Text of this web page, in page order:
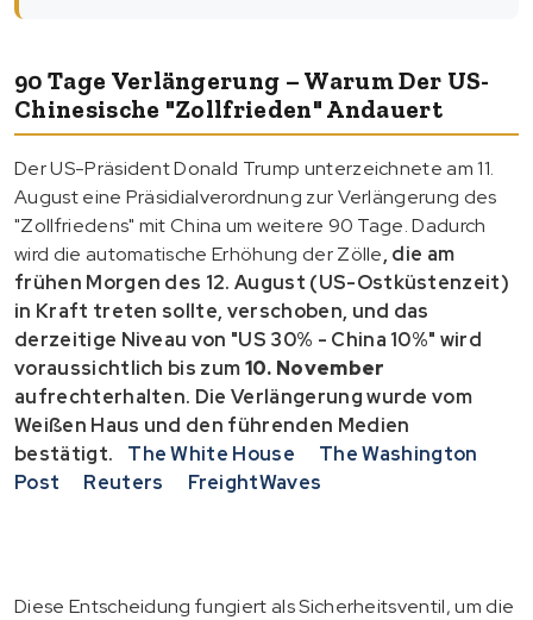
90 Tage Verlängerung – Warum Der US-
Chinesische "Zollfrieden" Andauert
Der US-Präsident Donald Trump unterzeichnete am 11.
August eine Präsidialverordnung zur Verlängerung des
"Zollfriedens" mit China um weitere 90 Tage. Dadurch
wird die automatische Erhöhung der Zölle, die am
frühen Morgen des 12. August (US-Ostküstenzeit)
in Kraft treten sollte, verschoben, und das
derzeitige Niveau von "US 30% - China 10%" wird
voraussichtlich bis zum10. November
aufrechterhalten. Die Verlängerung wurde vom
Weißen Haus und den führenden Medien
bestätigt.
The White House
The Washington
Post
Reuters FreightWaves
Diese Entscheidung fungiert als Sicherheitsventil, um die